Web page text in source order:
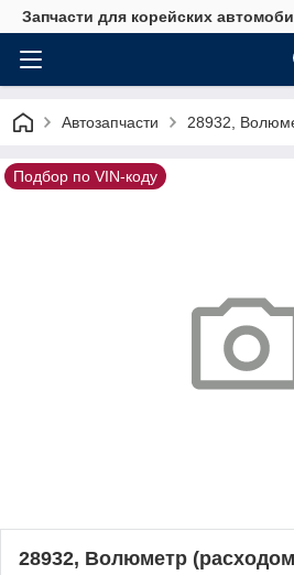
Запчасти для корейских
Автозапчасти 28932,
Подбор по VIN-коду
28932, Волюметр